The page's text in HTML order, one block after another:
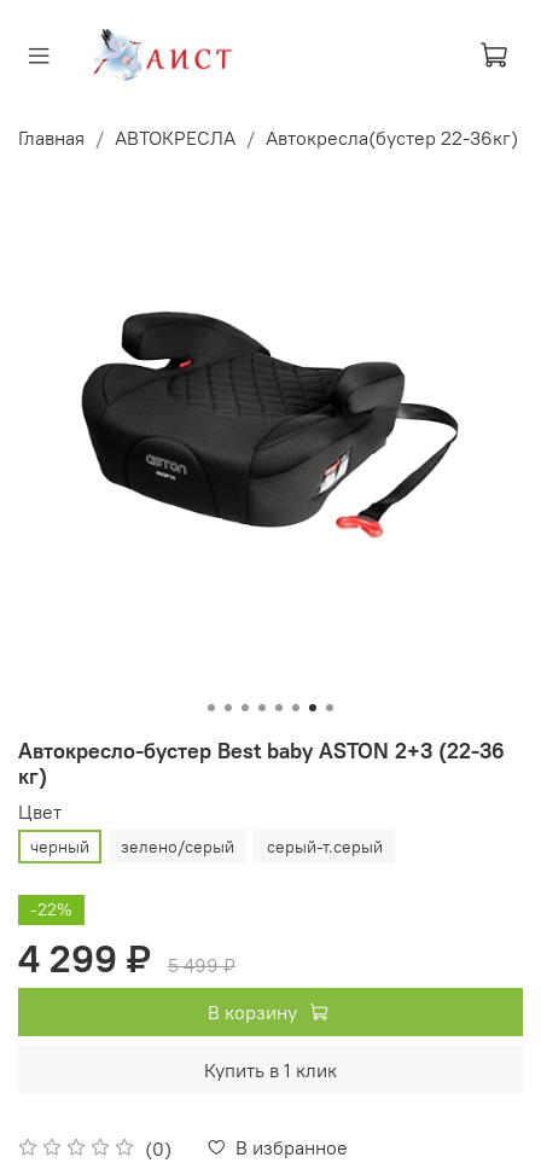
Главная АВТОКРЕСЛА Автокресла(бустер 22-36кг)
Автокресло-бустер Best baby ASTON 2+3 (22-36
кг)
(0) В избранное
Цвет
черный зелено/серый серый-т.серый
-22%
4 299 ₽
5 499 ₽
В корзину
Купить в 1 клик